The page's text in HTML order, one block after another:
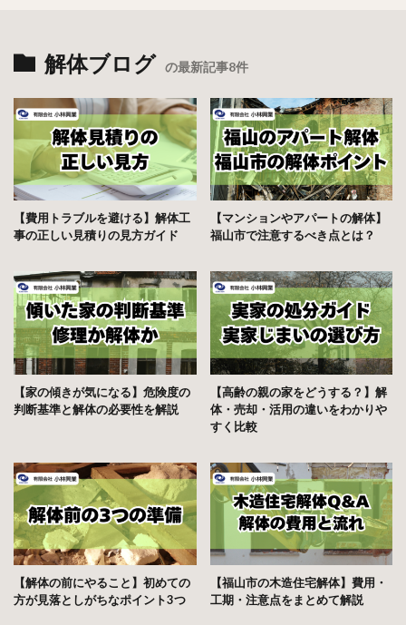
解体ブログ の最新記事8件
【費用トラブルを避ける】解体工
事の正しい見積りの見方ガイド
【マンションやアパートの解体】
福山市で注意するべき点とは？
【家の傾きが気になる】危険度の
判断基準と解体の必要性を解説
【高齢の親の家をどうする？】解
体・売却・活用の違いをわかりや
すく比較
【解体の前にやること】初めての
方が見落としがちなポイント3つ
【福山市の木造住宅解体】費用・
工期・注意点をまとめて解説